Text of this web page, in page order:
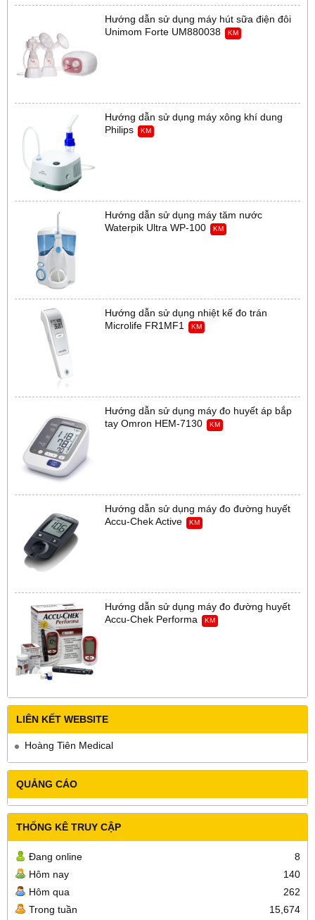
Hướng dẫn sử dụng máy hút sữa điện đôi
Unimom Forte UM880038
KM
Hướng dẫn sử dụng máy xông khí dung
Philips
KM
Hướng dẫn sử dụng máy tăm nước
Waterpik Ultra WP-100
KM
Hướng dẫn sử dụng nhiệt kế đo trán
Microlife FR1MF1
KM
Hướng dẫn sử dụng máy đo huyết áp bắp
tay Omron HEM-7130
KM
Hướng dẫn sử dụng máy đo đường huyết
Accu-Chek Active
KM
Hướng dẫn sử dụng máy đo đường huyết
Accu-Chek Performa
KM
LIÊN KẾT WEBSITE
Hoàng Tiên Medical
QUẢNG CÁO
THỐNG KÊ TRUY CẬP
Đang online
8
Hôm nay
140
Hôm qua
262
Trong tuần
15,674